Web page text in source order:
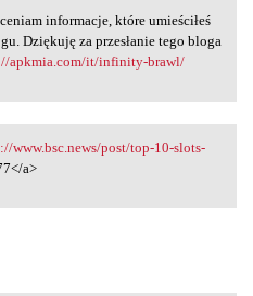
informacje,
informacje, które umieściłeś
Dziękuję za przesłanie tego bloga
apkmia.com/it/infinity-brawl/
www.bsc.news
www.bsc.news/post/top-10-slots-
a>